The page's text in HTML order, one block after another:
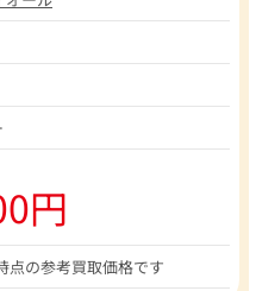
円
点の参考買取価格です